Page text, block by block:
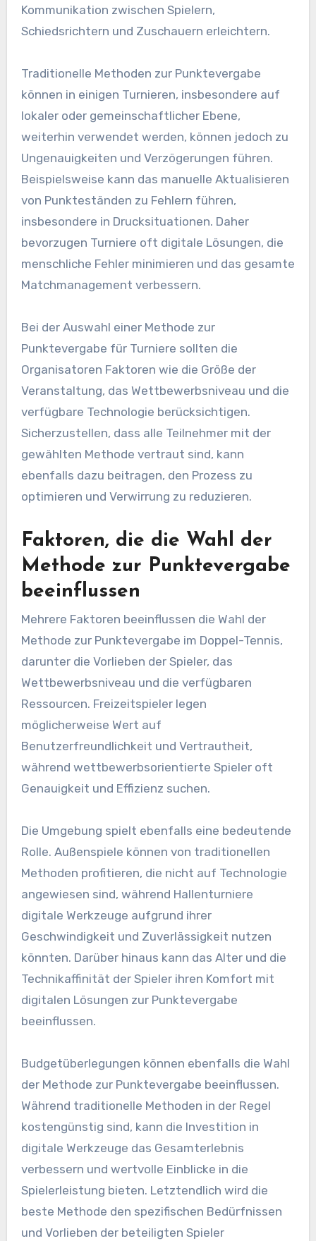
Kommunikation zwischen Spielern,
Schiedsrichtern und Zuschauern erleichtern.
Traditionelle Methoden zur Punktevergabe
können in einigen Turnieren, insbesondere auf
lokaler oder gemeinschaftlicher Ebene,
weiterhin verwendet werden, können jedoch zu
Ungenauigkeiten und Verzögerungen führen.
Beispielsweise kann das manuelle Aktualisieren
von Punkteständen zu Fehlern führen,
insbesondere in Drucksituationen. Daher
bevorzugen Turniere oft digitale Lösungen, die
menschliche Fehler minimieren und das gesamte
Matchmanagement verbessern.
Bei der Auswahl einer Methode zur
Punktevergabe für Turniere sollten die
Organisatoren Faktoren wie die Größe der
Veranstaltung, das Wettbewerbsniveau und die
verfügbare Technologie berücksichtigen.
Sicherzustellen, dass alle Teilnehmer mit der
gewählten Methode vertraut sind, kann
ebenfalls dazu beitragen, den Prozess zu
optimieren und Verwirrung zu reduzieren.
Faktoren, die die Wahl der
Methode zur Punktevergabe
beeinflussen
Mehrere Faktoren beeinflussen die Wahl der
Methode zur Punktevergabe im Doppel-Tennis,
darunter die Vorlieben der Spieler, das
Wettbewerbsniveau und die verfügbaren
Ressourcen. Freizeitspieler legen
möglicherweise Wert auf
Benutzerfreundlichkeit und Vertrautheit,
während wettbewerbsorientierte Spieler oft
Genauigkeit und Effizienz suchen.
Die Umgebung spielt ebenfalls eine bedeutende
Rolle. Außenspiele können von traditionellen
Methoden profitieren, die nicht auf Technologie
angewiesen sind, während Hallenturniere
digitale Werkzeuge aufgrund ihrer
Geschwindigkeit und Zuverlässigkeit nutzen
könnten. Darüber hinaus kann das Alter und die
Technikaffinität der Spieler ihren Komfort mit
digitalen Lösungen zur Punktevergabe
beeinflussen.
Budgetüberlegungen können ebenfalls die Wahl
der Methode zur Punktevergabe beeinflussen.
Während traditionelle Methoden in der Regel
kostengünstig sind, kann die Investition in
digitale Werkzeuge das Gesamterlebnis
verbessern und wertvolle Einblicke in die
Spielerleistung bieten. Letztendlich wird die
beste Methode den spezifischen Bedürfnissen
und Vorlieben der beteiligten Spieler